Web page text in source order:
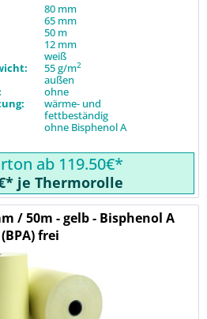
80 mm
65 mm
50 m
12 mm
weiß
55 g/m2
außen
ohne
wärme- und
fettbeständig
ohne Bisphenol A
ab 119.50€*
je Thermorolle
/ 50m - gelb - Bisphenol A
(BPA) frei